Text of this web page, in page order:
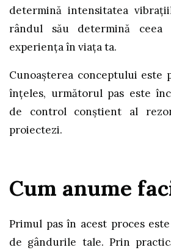
determină intensitatea
rândul său determină
experiența în viața ta.
Cunoașterea conceptului este
înțeles, următorul pas este
de control conștient al
proiectezi.
Cum anume
Primul pas în acest proces
de gândurile tale. Prin